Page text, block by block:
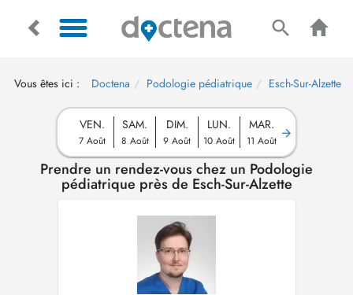
Vous êtes ici : Doctena Podologie pédiatrique Esch-Sur-Alzette
VEN.
7 Août
SAM.
8 Août
DIM.
9 Août
LUN.
10 Août
MAR.
11 Août
Prendre un rendez-vous chez un Podologie
pédiatrique près de Esch-Sur-Alzette